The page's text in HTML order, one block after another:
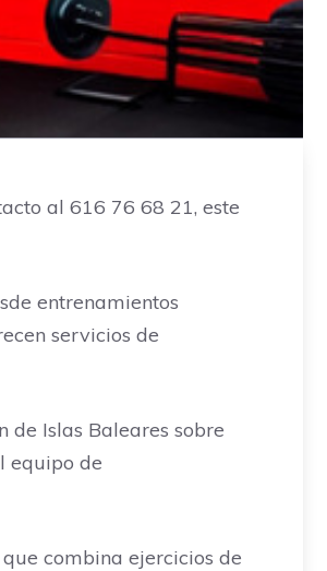
al 616 76 68 21, este
entrenamientos
servicios de
de Islas Baleares sobre
equipo de
combina ejercicios de